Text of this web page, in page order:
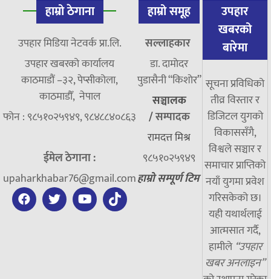
हाम्रो ठेगाना
उपहार मिडिया नेटवर्क प्रा.लि.
उपहार खबरको कार्यालय
काठमाडौं –३२, पेप्सीकोला,
काठमाडौँ, नेपाल
फोन : ९८५१०२५९४९, ९८४८८४०८६३
ईमेल ठेगाना :
upaharkhabar76@gmail.com
हाम्रो समूह
सल्लाहकार
डा. दामाेदर
पुडासैनी “किशाेर”
सञ्चालक
/सम्पादक
रामदत्त मिश्र
९८५१०२५९४९
हाम्रो सम्पूर्ण टिम
उपहार
खबरको
बारेमा
सूचना प्रविधिको
तीव्र विस्तार र
डिजिटल युगको
विकाससँगै,
विश्वले सञ्चार र
समाचार प्राप्तिको
नयाँ युगमा प्रवेश
गरिसकेको छ।
यही यथार्थलाई
आत्मसात गर्दै,
हामीले “उपहार
खबर अनलाइन”